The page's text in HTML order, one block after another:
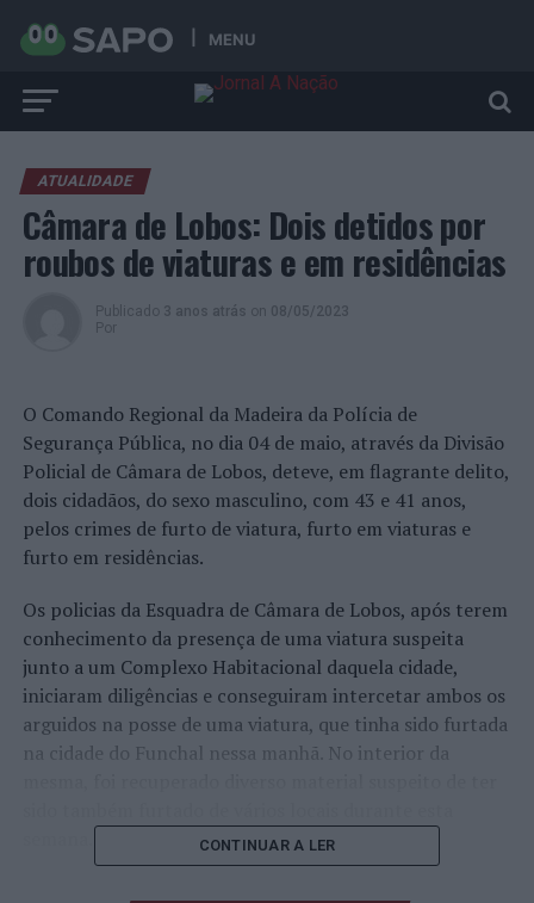
MENU
ATUALIDADE
Câmara de Lobos: Dois detidos por
roubos de viaturas e em residências
Publicado 3 anos atrás on 08/05/2023
Por
O Comando Regional da Madeira da Polícia de
Segurança Pública, no dia 04 de maio, através da Divisão
Policial de Câmara de Lobos, deteve, em flagrante delito,
dois cidadãos, do sexo masculino, com 43 e 41 anos,
pelos crimes de furto de viatura, furto em viaturas e
furto em residências.
Os policias da Esquadra de Câmara de Lobos, após terem
conhecimento da presença de uma viatura suspeita
junto a um Complexo Habitacional daquela cidade,
iniciaram diligências e conseguiram intercetar ambos os
arguidos na posse de uma viatura, que tinha sido furtada
na cidade do Funchal nessa manhã. No interior da
CONTINUAR A LER